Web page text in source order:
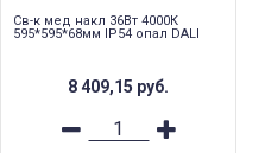
Св-к мед накл 36Вт 4000К
595*595*68мм IP54 опал DALI
8 409,15 руб.